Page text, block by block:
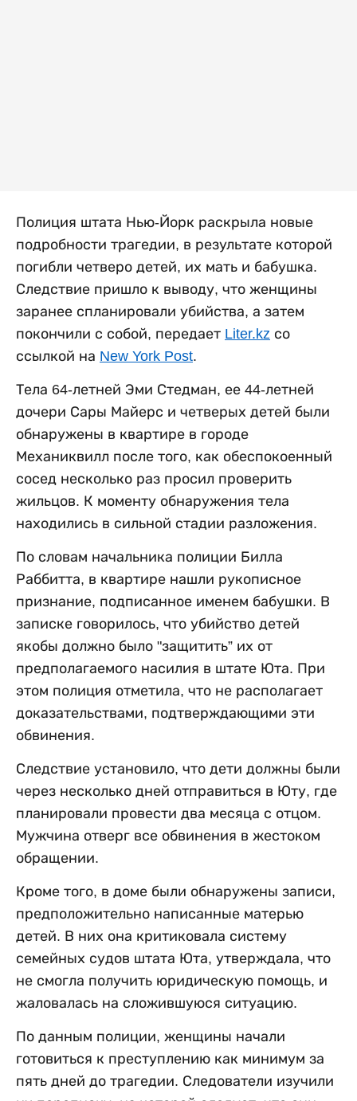
Полиция штата Нью-Йорк раскрыла новые
подробности трагедии, в результате которой
погибли четверо детей, их мать и бабушка.
Следствие пришло к выводу, что женщины
заранее спланировали убийства, а затем
покончили с собой, передает Liter.kz со
ссылкой на New York Post.
Тела 64-летней Эми Стедман, ее 44-летней
дочери Сары Майерс и четверых детей были
обнаружены в квартире в городе
Механиквилл после того, как обеспокоенный
сосед несколько раз просил проверить
жильцов. К моменту обнаружения тела
находились в сильной стадии разложения.
По словам начальника полиции Билла
Раббитта, в квартире нашли рукописное
признание, подписанное именем бабушки. В
записке говорилось, что убийство детей
якобы должно было "защитить” их от
предполагаемого насилия в штате Юта. При
этом полиция отметила, что не располагает
доказательствами, подтверждающими эти
обвинения.
Следствие установило, что дети должны были
через несколько дней отправиться в Юту, где
планировали провести два месяца с отцом.
Мужчина отверг все обвинения в жестоком
обращении.
Кроме того, в доме были обнаружены записи,
предположительно написанные матерью
детей. В них она критиковала систему
семейных судов штата Юта, утверждала, что
не смогла получить юридическую помощь, и
жаловалась на сложившуюся ситуацию.
По данным полиции, женщины начали
готовиться к преступлению как минимум за
пять дней до трагедии. Следователи изучили